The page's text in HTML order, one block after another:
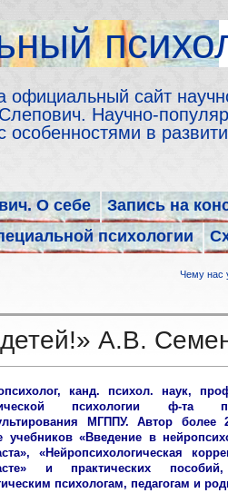
официальный сайт
Научно-
особенностями в
О себе
Запись на
психологии
Чему нас
А.В.
канд. психол. наук,
психологии ф-та
МГППУ. Автор более
учебников «Введение в
«Нейропсихологическая
и практических
психологам, педагогам и